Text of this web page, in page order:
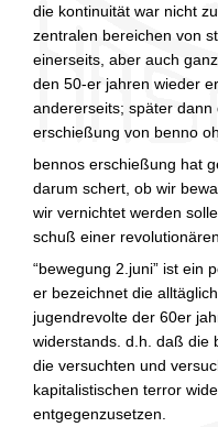
die kontinuität war nicht
zentralen bereichen von
einerseits, aber auch
den 50-er jahren wieder
andererseits; später
erschießung von benno
bennos erschießung hat
darum schert, ob wir
wir vernichtet werden
schuß einer
“bewegung 2.juni” ist ein
er bezeichnet die
jugendrevolte der 60er
widerstands. d.h. daß die
die versuchten und
kapitalistischen terror
entgegenzusetzen.